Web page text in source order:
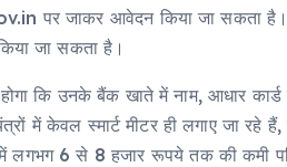
पर जाकर आवेदन किया जा सकता
जा सकता है।
कि उनके बैंक खाते में नाम, आधार कार्ड
केवल स्मार्ट मीटर ही लगाए जा रहे हैं,
लगभग 6 से 8 हजार रूपये तक की कमी